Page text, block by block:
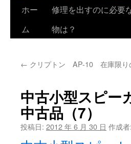
ホー
ム
修理を出すのに必要
物は？
← クリプトン AP-10 在庫限り
中古小型スピー
中古品（7）
投稿日: 2012 年 6 月 30 日 作成者: